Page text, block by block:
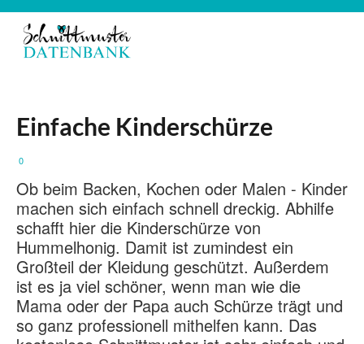
Einfache Kinderschürze
0
Ob beim Backen, Kochen oder Malen - Kinder
machen sich einfach schnell dreckig. Abhilfe
schafft hier die Kinderschürze von
Hummelhonig. Damit ist zumindest ein
Großteil der Kleidung geschützt. Außerdem
ist es ja viel schöner, wenn man wie die
Mama oder der Papa auch Schürze trägt und
so ganz professionell mithelfen kann. Das